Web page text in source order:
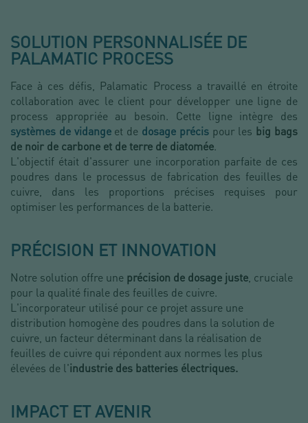
SOLUTION PERSONNALISÉE DE
PALAMATIC PROCESS
Face à ces défis, Palamatic Process a travaillé en étroite
collaboration avec le client pour développer une ligne de
process appropriée au besoin. Cette ligne intègre des
systèmes de vidangeet de dosage précispour les big bags
de noir de carbone et de terre de diatomée.
L'objectif était d'assurer une incorporation parfaite de ces
poudres dans le processus de fabrication des feuilles de
cuivre, dans les proportions précises requises pour
optimiser les performances de la batterie.
PRÉCISION ET INNOVATION
Notre solution offre une précision de dosage juste , cruciale
pour la qualité finale des feuilles de cuivre.
L'incorporateur utilisé pour ce projet assure une
distribution homogène des poudres dans la solution de
cuivre, un facteur déterminant dans la réalisation de
feuilles de cuivre qui répondent aux normes les plus
élevées de l'industrie des batteries électriques.
IMPACT ET AVENIR